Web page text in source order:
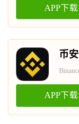
APP下载
币安
APP下载